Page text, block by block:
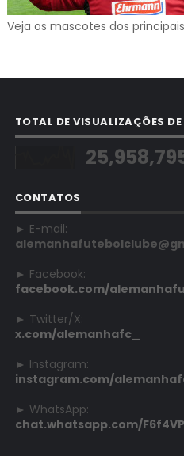
Veja os mascotes dos
TOTAL DE VISUALIZAÇÕES
CONTATOS
► E-mail:
► Facebook:
facebook.com/
► Twitter/X:
x.com/alemanhafc_
► Instagram:
instagram.com/
► WhatsApp:
chat.whatsapp.com/